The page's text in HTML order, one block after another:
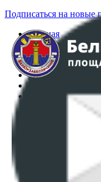
Подписаться на новые
Главная
Аукционы
Интернет-магазин
Регламент
Политика в
ПОЛОЖЕНИЕ О
Настройки